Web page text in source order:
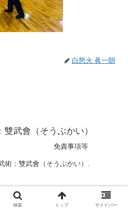
白怒火 眞一朗
武會（そうぶかい）
免責事項等
術：雙武會（そうぶかい）.
検索 トップ サイドバー